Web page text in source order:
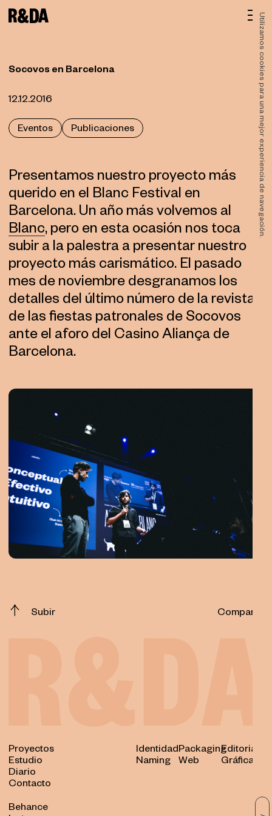
Utilizamos cookies para una mejor experiencia de navegación.
Socovos en Barcelona
12.12.2016
Eventos Publicaciones
Presentamos nuestro proyecto más
querido en el Blanc Festival en
Barcelona. Un año más volvemos al
Blanc, pero en esta ocasión nos toca
subir a la palestra a presentar nuestro
proyecto más carismático. El pasado
mes de noviembre desgranamos los
detalles del último número de la revista
de las fiestas patronales de Socovos
ante el aforo del Casino Aliança de
Barcelona.
Subir Compartir
Proyectos
Estudio
Diario
Contacto
IdentidadPackagingEditorial
Naming
Web Gráfica
Behance